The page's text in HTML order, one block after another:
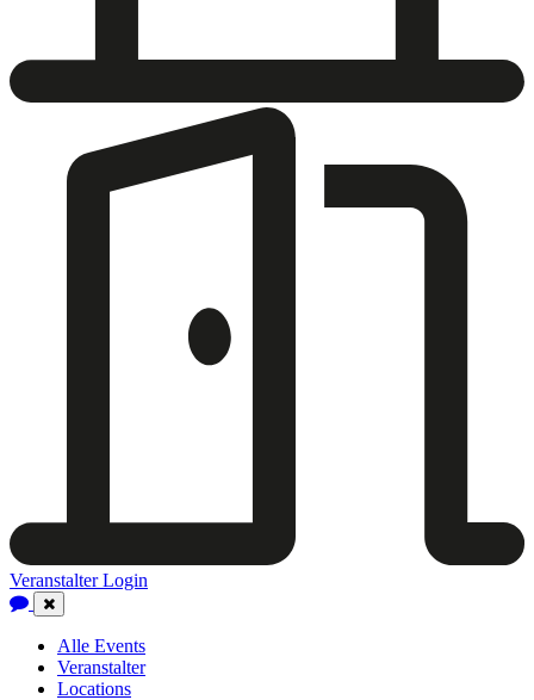
Veranstalter Login
Close
Navigation
Alle Events
Veranstalter
Locations